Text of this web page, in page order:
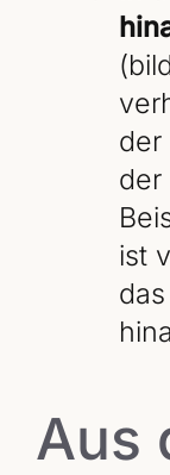
der
der
ist
Aus